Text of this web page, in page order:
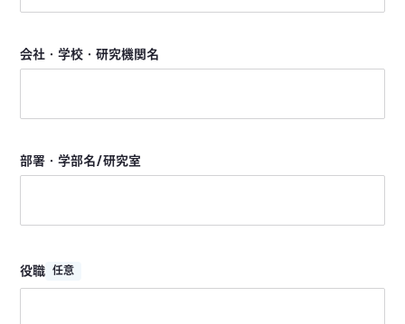
会社・学校・研究機関名
部署・学部名/研究室
役職 任意